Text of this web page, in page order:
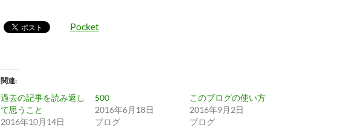
Pocket
関連
過去の記事を読み返し
て思うこと
2016年10月14日
500
2016年6月18日
ブログ
このブログの使い方
2016年9月2日
ブログ